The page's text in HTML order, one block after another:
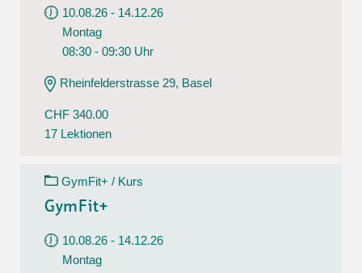
10.08.26 - 14.12.26
Montag
08:30 - 09:30 Uhr
Rheinfelderstrasse 29, Basel
CHF 340.00
17 Lektionen
GymFit+ / Kurs
GymFit+
10.08.26 - 14.12.26
Montag